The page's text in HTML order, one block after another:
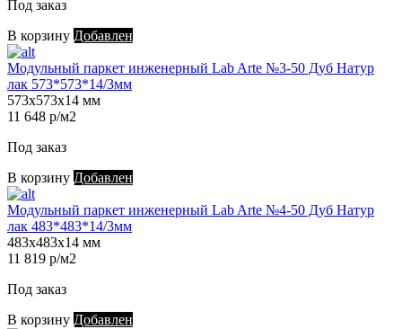
Под заказ
В корзину Добавлен
Модульный паркет инженерный Lab Arte №3-50 Дуб Натур
лак 573*573*14/3мм
573х573х14 мм
11 648 р/м2
Под заказ
В корзину Добавлен
Модульный паркет инженерный Lab Arte №4-50 Дуб Натур
лак 483*483*14/3мм
483х483х14 мм
11 819 р/м2
Под заказ
В корзину Добавлен